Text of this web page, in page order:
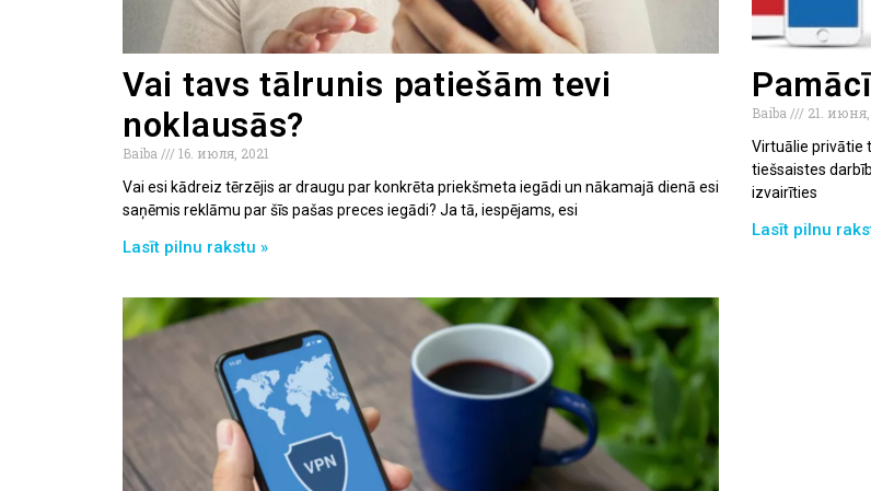
Vai tavs tālrunis patiešām tevi
noklausās?
Baiba
16. июля, 2021
Vai esi kādreiz tērzējis ar draugu par konkrēta priekšmeta iegādi un nākamajā dienā esi
saņēmis reklāmu par šīs pašas preces iegādi? Ja tā, iespējams, esi
Lasīt pilnu rakstu »
Baiba
21. июня,
Virtuālie privātie
tiešsaistes
izvairīties
Lasīt pilnu